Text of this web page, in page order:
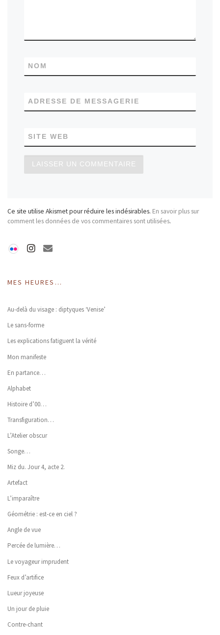
NOM
ADRESSE DE MESSAGERIE
SITE WEB
Ce site utilise Akismet pour réduire les indésirables. En savoir plus sur
comment les données de vos commentaires sont utilisées.
MES HEURES…
Au-delà du visage : diptyques ‘Venise’
Le sans-forme
Les explications fatiguent la vérité
Mon manifeste
En partance…
Alphabet
Histoire d’00…
Transfiguration…
L’Atelier obscur
Songe…
Miz du. Jour 4, acte 2.
Artefact
L’imparaître
Géométrie : est-ce en ciel ?
Angle de vue
Percée de lumière…
Le voyageur imprudent
Feux d’artifice
Lueur joyeuse
Un jour de pluie
Contre-chant